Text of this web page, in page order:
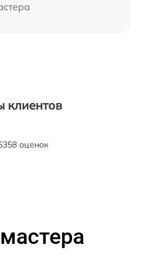
клиентов
оценок